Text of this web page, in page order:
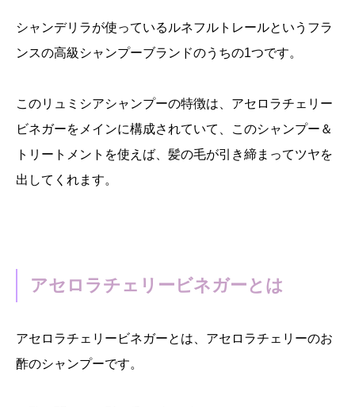
シャンデリラが使っているルネフルトレールというフラ
ンスの高級シャンプーブランドのうちの1つです。
このリュミシアシャンプーの特徴は、アセロラチェリー
ビネガーをメインに構成されていて、このシャンプー＆
トリートメントを使えば、髪の毛が引き締まってツヤを
出してくれます。
アセロラチェリービネガーとは
アセロラチェリービネガーとは、アセロラチェリーのお
酢のシャンプーです。